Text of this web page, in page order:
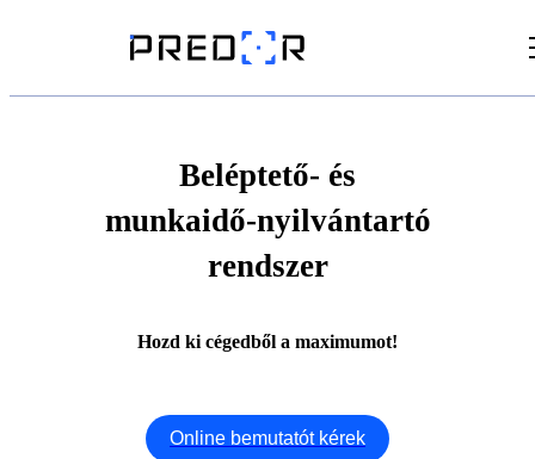
Videók
Dokumentumtár
Beléptető- és
munkaidő-nyilvántartó
rendszer
Hozd ki cégedből a maximumot!
Online bemutatót kérek